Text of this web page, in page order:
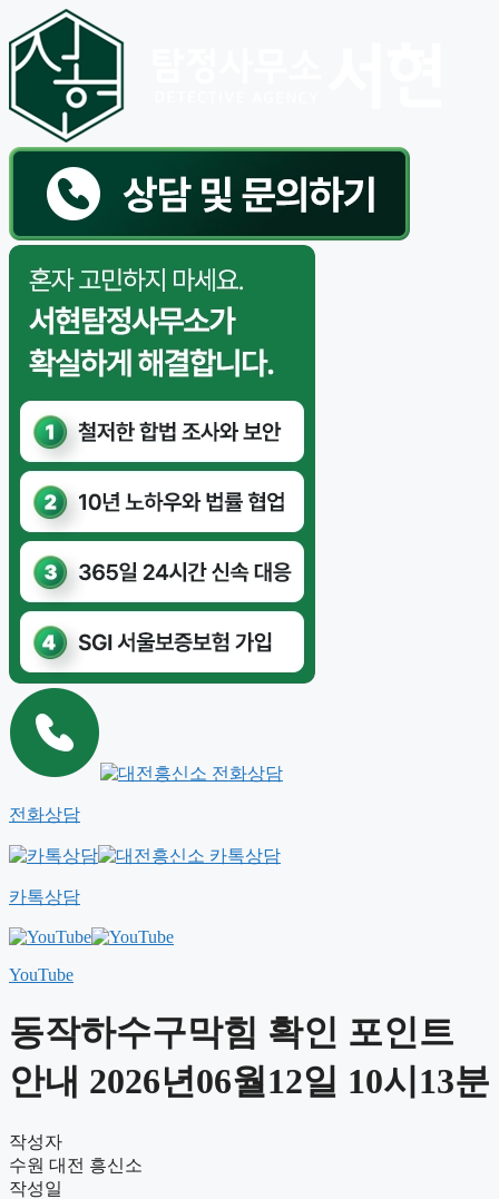
전화상담
카톡상담
YouTube
동작하수구막힘 확인 포인트
안내 2026년06월12일 10시13분
작성자
수원 대전 흥신소
작성일